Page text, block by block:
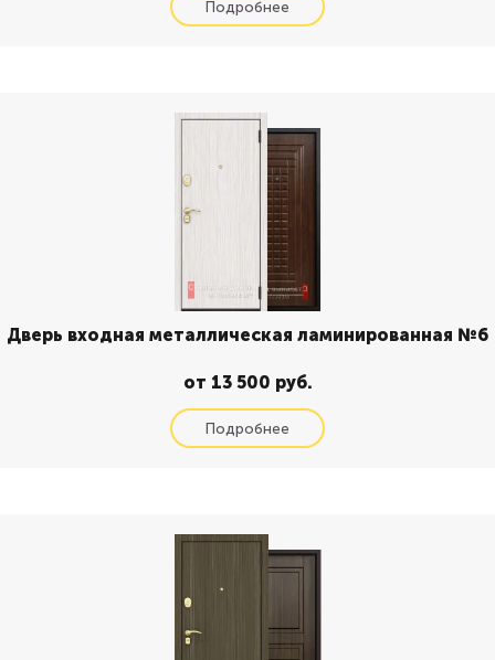
Дверь входная металлическая ламинированная №6
от 13 500 руб.